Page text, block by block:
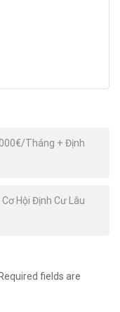
Tháng + Định
Hội Định Cư Lâu
Required fields are